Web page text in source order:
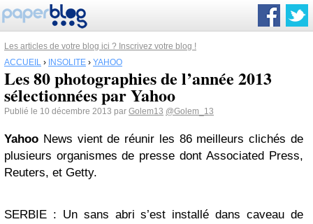
Les articles de votre blog ici ? Inscrivez votre blog !
ACCUEIL › INSOLITE › YAHOO
Les 80 photographies de l’année 2013
sélectionnées par Yahoo
Publié le 10 décembre 2013 par Golem13 @Golem_13
Yahoo News vient de réunir les 86 meilleurs clichés de
plusieurs organismes de presse dont Associated Press,
Reuters, et Getty.
SERBIE : Un sans abri s’est installé dans caveau de